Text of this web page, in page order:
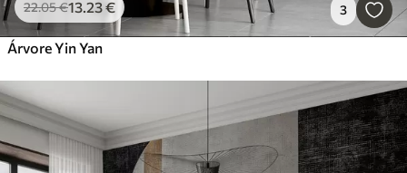
22.05€13.23€ 3
Árvore Yin Yan